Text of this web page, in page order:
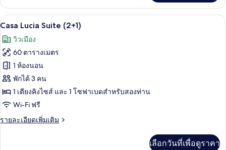
เกี่ยว
กับ
ห้อง
ท
(Casa
Lucia)
เปิด
ภาพถ่าย
ทั้งหมด
ของ
Casa
Lucia
Suite
12
Casa Lucia Suite (2+1)
วิวเมือง
60 ตารางเมตร
1 ห้องนอน
พักได้ 3 คน
1 เตียงคิงไซส์ และ 1 โซฟาเบดสำหรับสองท่าน
Wi-Fi ฟรี
รายละเอียดเพิ่มเติม
ราย
เลือกวันที่เพื่อดูราคา